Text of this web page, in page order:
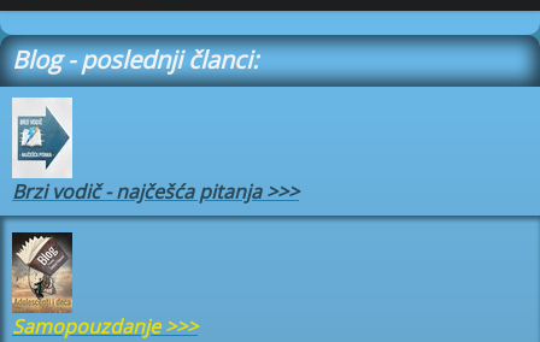
Blog - poslednji članci:
Brzi vodič - najčešća pitanja>>>
Samopouzdanje>>>